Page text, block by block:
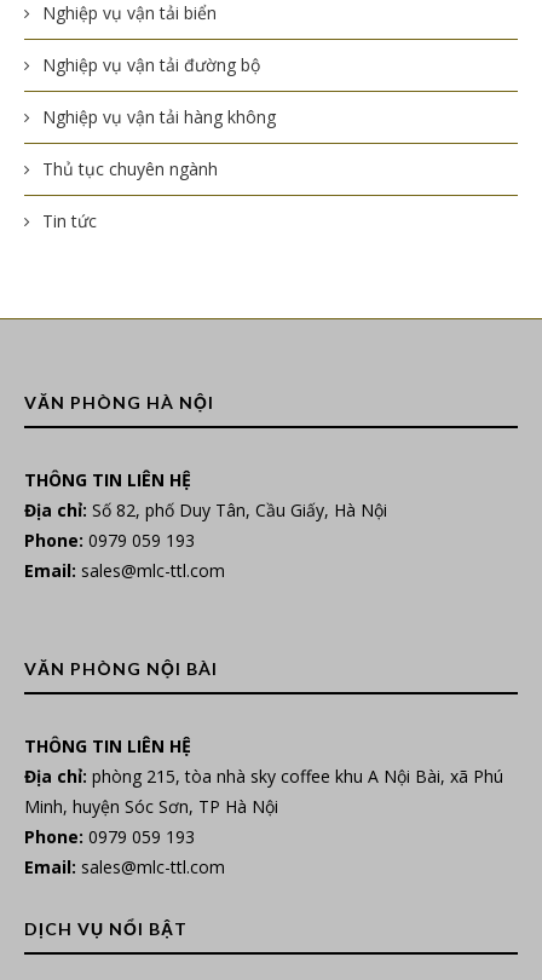
Nghiệp vụ vận tải biển
Nghiệp vụ vận tải đường bộ
Nghiệp vụ vận tải hàng không
Thủ tục chuyên ngành
Tin tức
VĂN PHÒNG HÀ NỘI
THÔNG TIN LIÊN HỆ
Địa chỉ: Số 82, phố Duy Tân, Cầu Giấy, Hà Nội
Phone: 0979 059 193
Email: sales@mlc-ttl.com
VĂN PHÒNG NỘI BÀI
THÔNG TIN LIÊN HỆ
Địa chỉ: phòng 215, tòa nhà sky coffee khu A Nội Bài, xã Phú
Minh, huyện Sóc Sơn, TP Hà Nội
Phone: 0979 059 193
Email: sales@mlc-ttl.com
DỊCH VỤ NỔI BẬT